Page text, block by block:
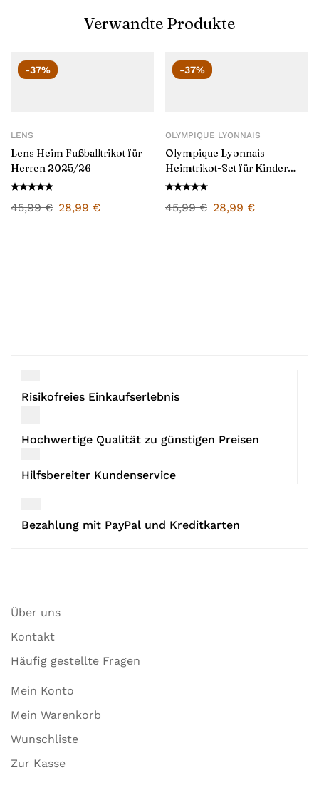
Verwandte Produkte
-37%
LENS
Lens Heim Fußballtrikot für
Herren 2025/26
45,99€ 28,99 €
-37%
OLYMPIQUE LYONNAIS
Olympique Lyonnais
Heimtrikot-Set für Kinder
2025/26
45,99€ 28,99 €
Risikofreies Einkaufserlebnis
Hochwertige Qualität zu günstigen Preisen
Hilfsbereiter Kundenservice
Bezahlung mit PayPal und Kreditkarten
Über uns
Kontakt
Häufig gestellte Fragen
Mein Konto
Mein Warenkorb
Wunschliste
Zur Kasse